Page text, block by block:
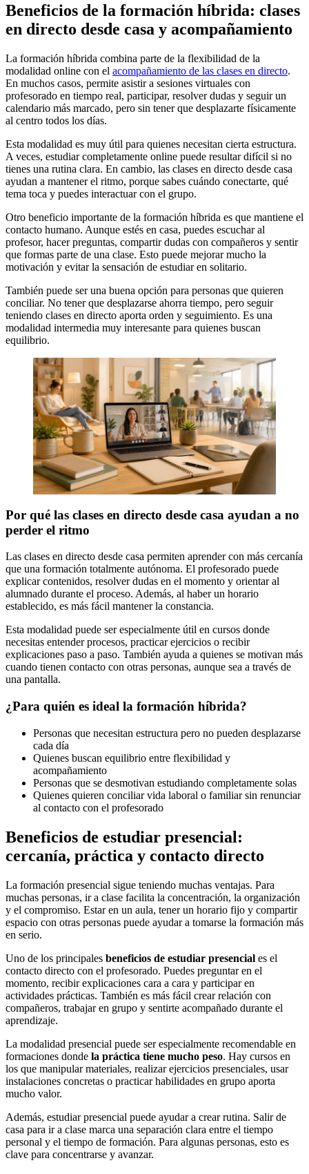
Beneficios de la formación híbrida: clases
en directo desde casa y acompañamiento
La formación híbrida combina parte de la flexibilidad de la
modalidad online con el acompañamiento de las clases en directo.
En muchos casos, permite asistir a sesiones virtuales con
profesorado en tiempo real, participar, resolver dudas y seguir un
calendario más marcado, pero sin tener que desplazarte físicamente
al centro todos los días.
Esta modalidad es muy útil para quienes necesitan cierta estructura.
A veces, estudiar completamente online puede resultar difícil si no
tienes una rutina clara. En cambio, las clases en directo desde casa
ayudan a mantener el ritmo, porque sabes cuándo conectarte, qué
tema toca y puedes interactuar con el grupo.
Otro beneficio importante de la formación híbrida es que mantiene el
contacto humano. Aunque estés en casa, puedes escuchar al
profesor, hacer preguntas, compartir dudas con compañeros y sentir
que formas parte de una clase. Esto puede mejorar mucho la
motivación y evitar la sensación de estudiar en solitario.
También puede ser una buena opción para personas que quieren
conciliar. No tener que desplazarse ahorra tiempo, pero seguir
teniendo clases en directo aporta orden y seguimiento. Es una
modalidad intermedia muy interesante para quienes buscan
equilibrio.
Por qué las clases en directo desde casa ayudan a no
perder el ritmo
Las clases en directo desde casa permiten aprender con más cercanía
que una formación totalmente autónoma. El profesorado puede
explicar contenidos, resolver dudas en el momento y orientar al
alumnado durante el proceso. Además, al haber un horario
establecido, es más fácil mantener la constancia.
Esta modalidad puede ser especialmente útil en cursos donde
necesitas entender procesos, practicar ejercicios o recibir
explicaciones paso a paso. También ayuda a quienes se motivan más
cuando tienen contacto con otras personas, aunque sea a través de
una pantalla.
¿Para quién es ideal la formación híbrida?
Personas que necesitan estructura pero no pueden desplazarse
cada día
Quienes buscan equilibrio entre flexibilidad y
acompañamiento
Personas que se desmotivan estudiando completamente solas
Quienes quieren conciliar vida laboral o familiar sin renunciar
al contacto con el profesorado
Beneficios de estudiar presencial:
cercanía, práctica y contacto directo
La formación presencial sigue teniendo muchas ventajas. Para
muchas personas, ir a clase facilita la concentración, la organización
y el compromiso. Estar en un aula, tener un horario fijo y compartir
espacio con otras personas puede ayudar a tomarse la formación más
en serio.
Uno de los principales beneficios de estudiar presencial es el
contacto directo con el profesorado. Puedes preguntar en el
momento, recibir explicaciones cara a cara y participar en
actividades prácticas. También es más fácil crear relación con
compañeros, trabajar en grupo y sentirte acompañado durante el
aprendizaje.
La modalidad presencial puede ser especialmente recomendable en
formaciones donde la práctica tiene mucho peso. Hay cursos en
los que manipular materiales, realizar ejercicios presenciales, usar
instalaciones concretas o practicar habilidades en grupo aporta
mucho valor.
Además, estudiar presencial puede ayudar a crear rutina. Salir de
casa para ir a clase marca una separación clara entre el tiempo
personal y el tiempo de formación. Para algunas personas, esto es
clave para concentrarse y avanzar.